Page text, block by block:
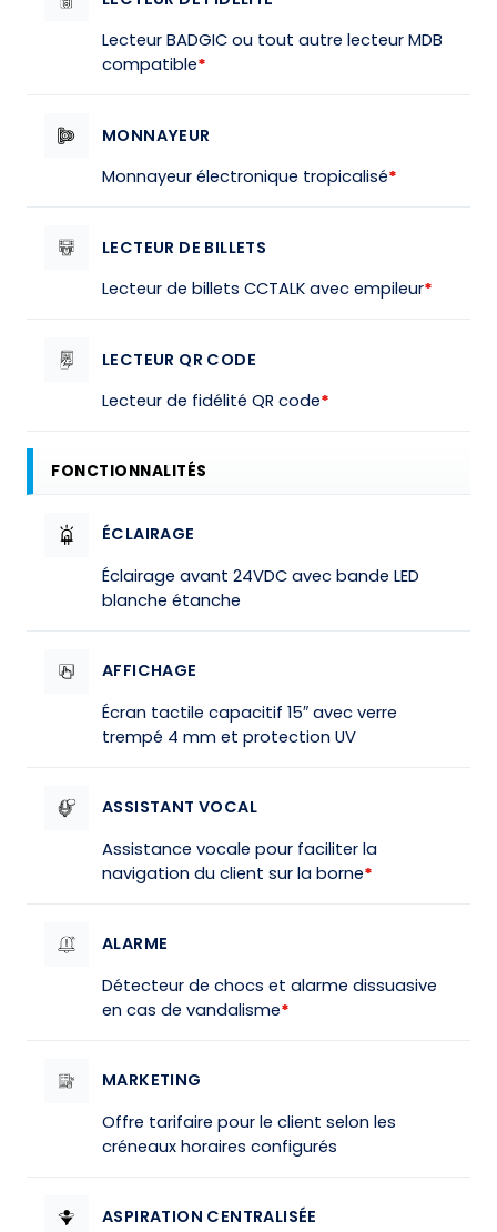
Lecteur BADGIC ou tout autre lecteur MDB
compatible*
MONNAYEUR
Monnayeur électronique tropicalisé*
LECTEUR DE BILLETS
Lecteur de billets CCTALK avec empileur*
LECTEUR QR CODE
Lecteur de fidélité QR code*
FONCTIONNALITÉS
ÉCLAIRAGE
Éclairage avant 24VDC avec bande LED
blanche étanche
AFFICHAGE
Écran tactile capacitif 15″ avec verre
trempé 4 mm et protection UV
ASSISTANT VOCAL
Assistance vocale pour faciliter la
navigation du client sur la borne*
ALARME
Détecteur de chocs et alarme dissuasive
en cas de vandalisme*
MARKETING
Offre tarifaire pour le client selon les
créneaux horaires configurés
ASPIRATION CENTRALISÉE